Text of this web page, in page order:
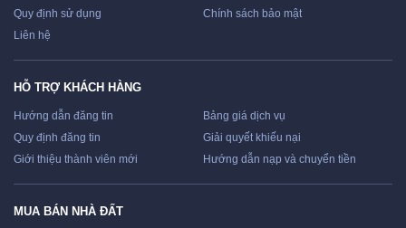
Quy định sử dụng
Chính sách bảo mật
Liên hệ
HỖ TRỢ KHÁCH HÀNG
Hướng dẫn đăng tin
Bảng giá dịch vụ
Quy định đăng tin
Giải quyết khiếu nại
Giới thiệu thành viên mới
Hướng dẫn nạp và chuyển tiền
MUA BÁN NHÀ ĐẤT